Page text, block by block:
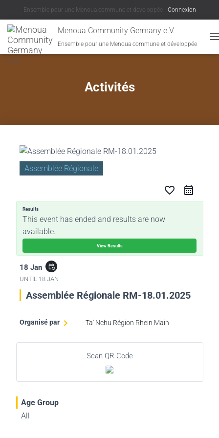
Ensemble pour une Menoua commune et développée Connexion
Menoua Community Germany e.V.
Ensemble pour une Menoua commune et développée
Activités
Assemblée Régionale
favorite_border
Results
This event has ended and results are now
available.
View Results
18 Jan event_repeat
UNTIL 18 JAN
Assemblée Régionale RM-18.01.2025
Organisé par Ta' Nchu Région Rhein Main
Scan QR Code
Age Group
All